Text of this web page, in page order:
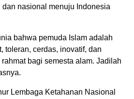
nasional menuju Indonesia
bahwa pemuda Islam adalah
toleran, cerdas, inovatif, dan
bagi semesta alam. Jadilah
Lembaga Ketahanan Nasional